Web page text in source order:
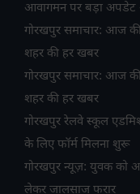
आवागमन पर बड़ा
गोरखपुर समाचार: आज
शहर की हर खबर
गोरखपुर समाचार: आज
शहर की हर खबर
गोरखपुर रेलवे स्कूल
के लिए फॉर्म मिलना शुरू
गोरखपुर न्यूज़: युवक को
लेकर जालसाज फरार